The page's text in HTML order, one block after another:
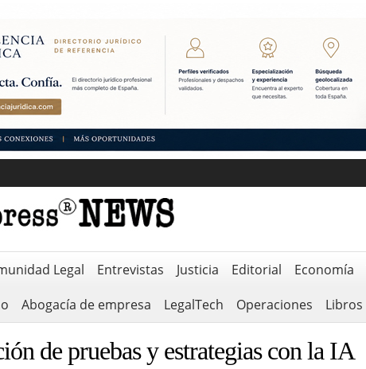
Legal Entrevistas Justicia Editorial Economía
Abogacía de empresa LegalTech Operaciones Libros
de pruebas y estrategias con la IA